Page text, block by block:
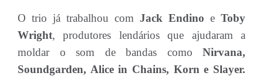
O trio já trabalhou com Jack Endino e Toby
Wright, produtores lendários que ajudaram a
moldar o som de bandas como Nirvana,
Soundgarden, Alice in Chains, Korn e Slayer.